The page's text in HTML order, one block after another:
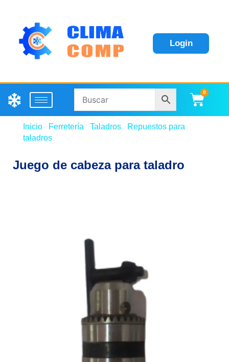
Login
0
Inicio Ferretería Taladros
Repuestos para
taladros
Juego de cabeza para taladro